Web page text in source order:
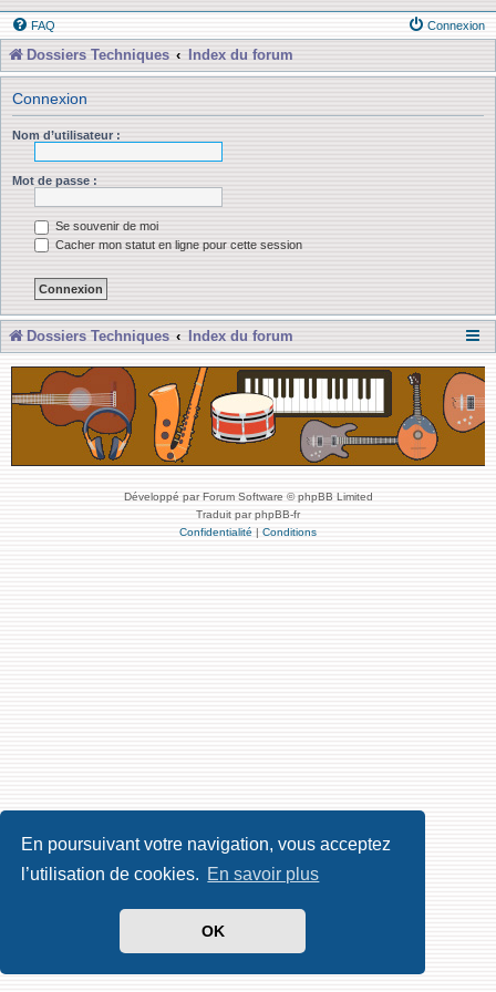
En poursuivant votre navigation, vous acceptez
l’utilisation de cookies. En savoir plus
OK
FAQ Connexion
Dossiers Techniques Index du forum
Connexion
Nom d’utilisateur :
Mot de passe :
Se souvenir de moi
Cacher mon statut en ligne pour cette session
Dossiers Techniques Index du forum
Développé par Forum Software © phpBB Limited
Traduit par phpBB-fr
Confidentialité | Conditions